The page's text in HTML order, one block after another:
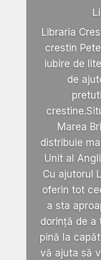
Libraria
crestin
iubire de
de
Marea
distribuie
Unit al
Cu ajutorul
oferin tot
a sta
dorință de a
pină la
vă ajuta să